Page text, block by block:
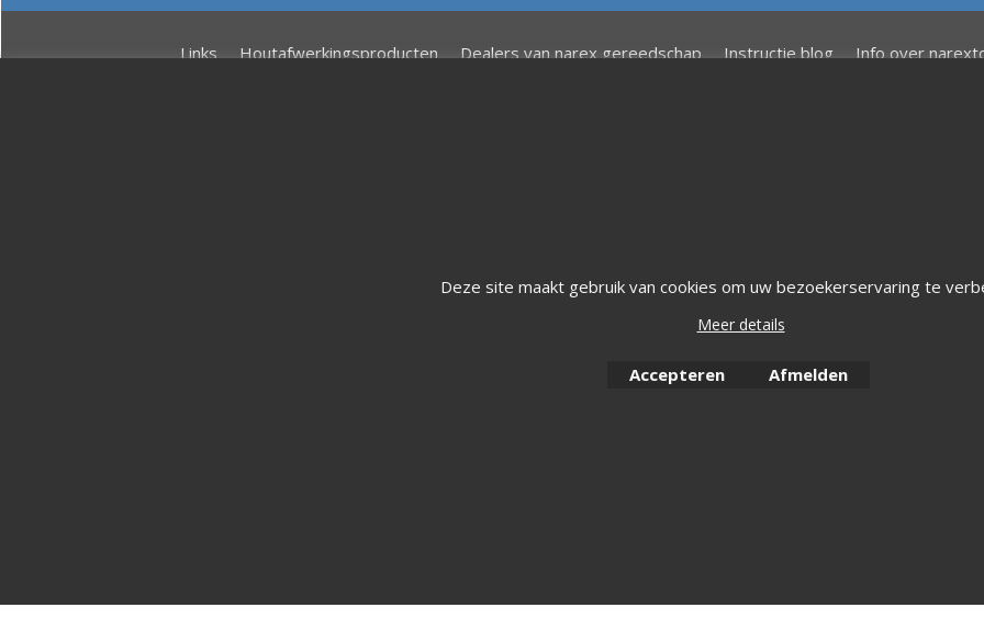
Links Houtafwerkingsproducten Dealers van narex gereedschap Instructie blog Info over
Deze site maakt gebruik van cookies om uw bezoekerservaring te
Meer details
Accepteren Afmelden